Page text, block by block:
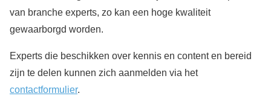
van branche experts, zo kan een hoge kwaliteit
gewaarborgd worden.
Experts die beschikken over kennis en content en bereid
zijn te delen kunnen zich aanmelden via het
contactformulier.